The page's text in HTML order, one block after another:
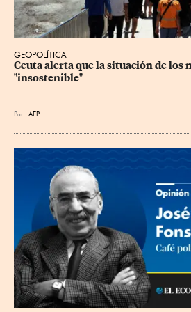
GEOPOLÍTICA
Ceuta alerta que la situación de los
"insostenible"
Por AFP